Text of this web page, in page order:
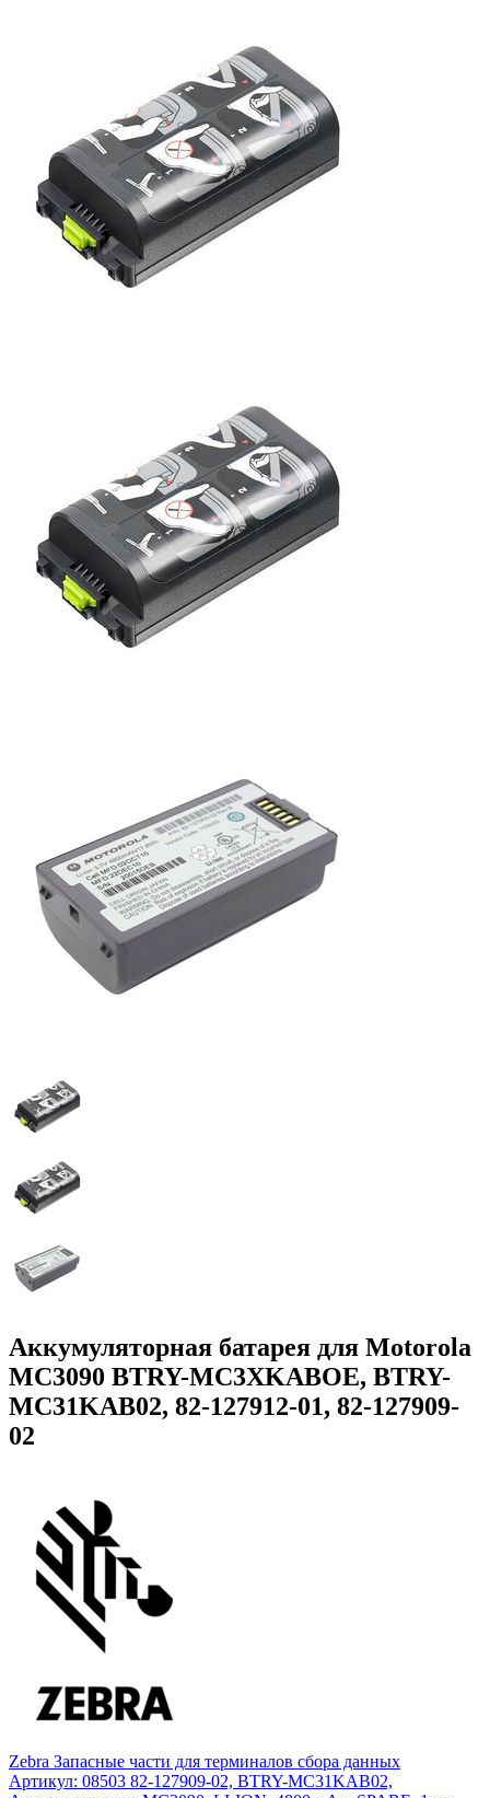
Аккумуляторная батарея для Motorola
MC3090 BTRY-MC3XKABOE, BTRY-
MC31KAB02, 82-127912-01, 82-127909-
02
Zebra Запасные части для терминалов сбора данных
Артикул: 08503 82-127909-02, BTRY-MC31KAB02,